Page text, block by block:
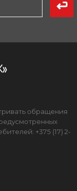
обращения
+375 (17) 2-